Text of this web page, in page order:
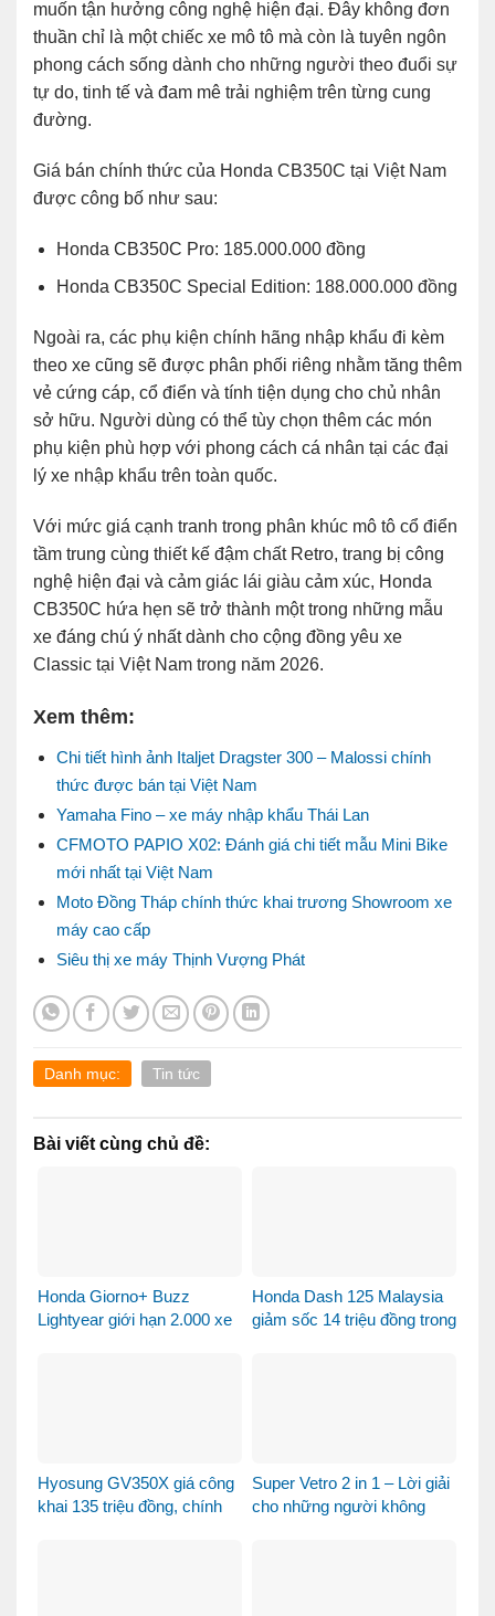
muốn tận hưởng công nghệ hiện đại. Đây không đơn
thuần chỉ là một chiếc xe mô tô mà còn là tuyên ngôn
phong cách sống dành cho những người theo đuổi sự
tự do, tinh tế và đam mê trải nghiệm trên từng cung
đường.
Giá bán chính thức của Honda CB350C tại Việt Nam
được công bố như sau:
Honda CB350C Pro: 185.000.000 đồng
Honda CB350C Special Edition: 188.000.000 đồng
Ngoài ra, các phụ kiện chính hãng nhập khẩu đi kèm
theo xe cũng sẽ được phân phối riêng nhằm tăng thêm
vẻ cứng cáp, cổ điển và tính tiện dụng cho chủ nhân
sở hữu. Người dùng có thể tùy chọn thêm các món
phụ kiện phù hợp với phong cách cá nhân tại các đại
lý xe nhập khẩu trên toàn quốc.
Với mức giá cạnh tranh trong phân khúc mô tô cổ điển
tầm trung cùng thiết kế đậm chất Retro, trang bị công
nghệ hiện đại và cảm giác lái giàu cảm xúc, Honda
CB350C hứa hẹn sẽ trở thành một trong những mẫu
xe đáng chú ý nhất dành cho cộng đồng yêu xe
Classic tại Việt Nam trong năm 2026.
Xem thêm:
Chi tiết hình ảnh Italjet Dragster 300 – Malossi chính
thức được bán tại Việt Nam
Yamaha Fino – xe máy nhập khẩu Thái Lan
CFMOTO PAPIO X02: Đánh giá chi tiết mẫu Mini Bike
mới nhất tại Việt Nam
Moto Đồng Tháp chính thức khai trương Showroom xe
máy cao cấp
Siêu thị xe máy Thịnh Vượng Phát
Danh mục: Tin tức
Bài viết cùng chủ đề:
Honda Giorno+ Buzz
Lightyear giới hạn 2.000 xe
Honda Dash 125 Malaysia
giảm sốc 14 triệu đồng trong
Hyosung GV350X giá công
khai 135 triệu đồng, chính
Super Vetro 2 in 1 – Lời giải
cho những người không